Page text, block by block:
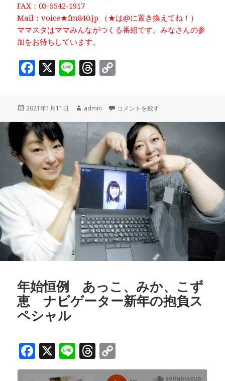
FAX：03-5542-1917
Mail：voice★fm840.jp （★は@に置き換えてね！）
ママスタはママみんながつくる番組です。みなさんの参
加をお待ちしています。
F
c
e
b
o
o
k
X Li
e
T
r
e
a
d
s
y
Li
n
k
投
日:
2021年1月11日
作
admin 子連れでパーソナルピラティス ママ
コメントを残す
年始恒例 あっこ、みか、こず
恵 ナビゲーター新年の抱負ス
ペシャル
F
a
X Li
n
T
h o